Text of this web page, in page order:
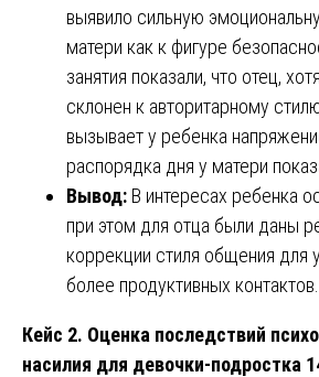
выявило сильную
матери как к фигуре
занятия показали, что отец,
склонен к авторитарному
вызывает у ребенка
распорядка дня у матери
Вывод: В интересах ребенка
при этом для отца были даны
коррекции стиля общения для
более продуктивных контактов.
Кейс 2. Оценка последствий
насилия для девочки-подростка